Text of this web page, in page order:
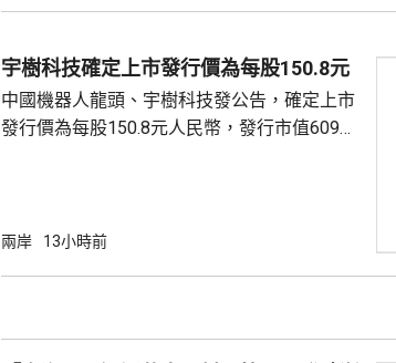
度為颱風或強颱風級，登陸後向西偏北方向移
動，強度逐漸減弱。專家表示，「白海豚」後
續帶來的降雨較強，風雨影響範圍較大，...
宇樹科技確定上市發行價為每股150.8元
中國機器人龍頭、宇樹科技發公告，確定上市
發行價為每股150.8元人民幣，發行市值609億
開發行新股4040多萬股，擬發行數量佔發行後
兩岸 13小時前